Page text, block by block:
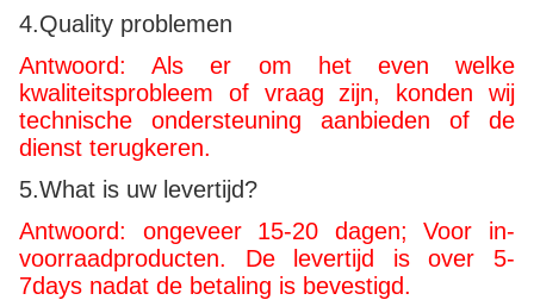
4.Quality problemen
Antwoord: Als er om het even welke
kwaliteitsprobleem of vraag zijn, konden wij
technische ondersteuning aanbieden of de
dienst terugkeren.
5.What is uw levertijd?
Antwoord: ongeveer 15-20 dagen; Voor in-
voorraadproducten. De levertijd is over 5-
7days nadat de betaling is bevestigd.